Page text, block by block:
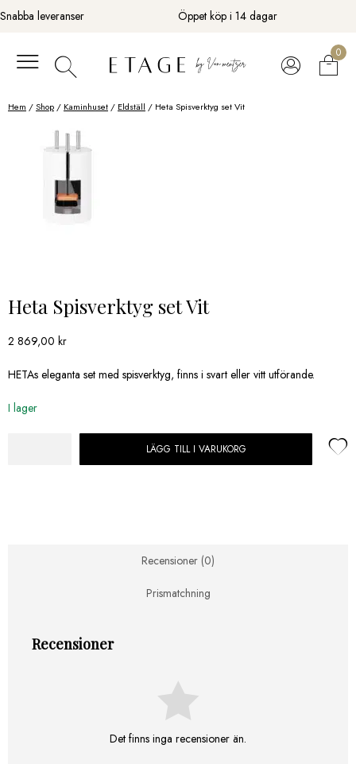
Fortsätt
till
Snabba leveranser Öppet köp i 14 dagar
0
Hem /Shop / Kaminhuset / Eldställ / Heta Spisverktyg set Vit
Heta Spisverktyg set Vit
2 869,00 kr
HETAs eleganta set med spisverktyg, finns i svart eller vitt utförande.
I lager
LÄGG TILL I VARUKORG
Recensioner (0)
Prismatchning
Recensioner
Det finns inga recensioner än.